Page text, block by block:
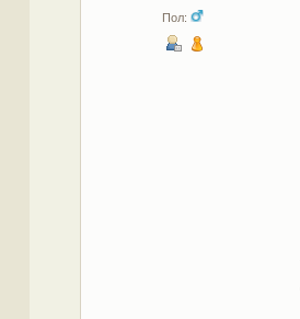
Пол: